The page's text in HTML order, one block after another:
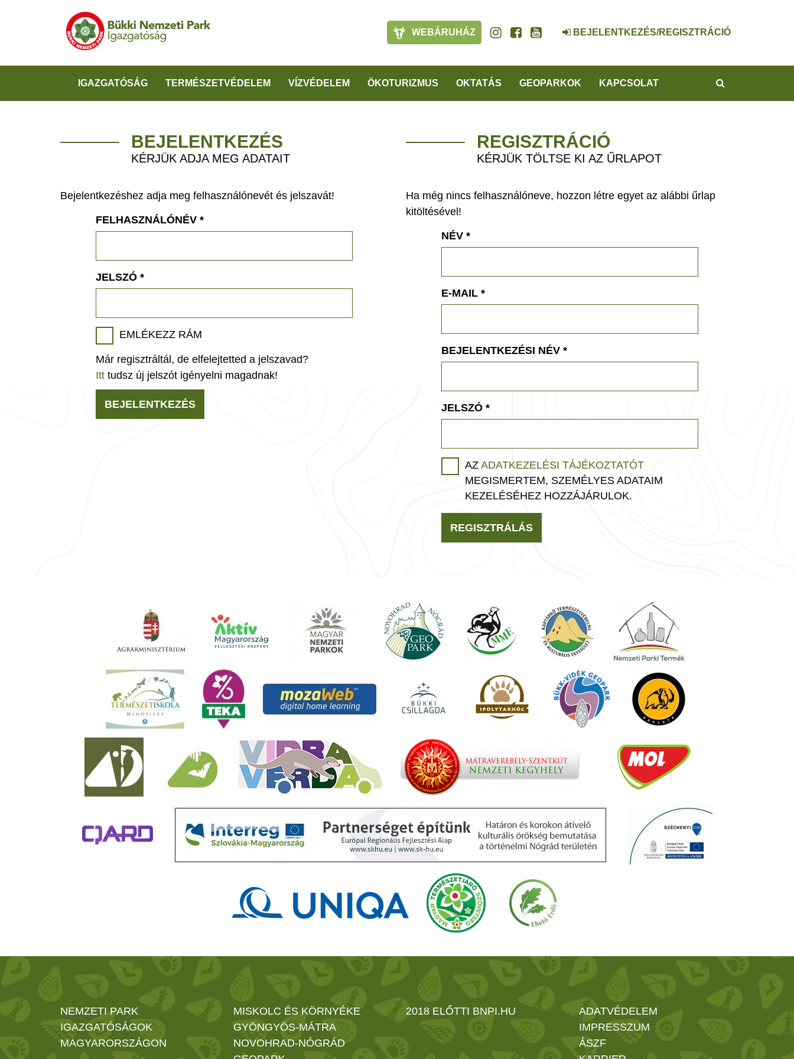
WEBÁRUHÁZ BEJELENTKEZÉS/REGISZTRÁCIÓ
IGAZGATÓSÁG TERMÉSZETVÉDELEM VÍZVÉDELEM ÖKOTURIZMUS OKTATÁS GEOPARKOK KAPCSOLAT
BEJELENTKEZÉS
KÉRJÜK ADJA MEG ADATAIT
Bejelentkezéshez adja meg felhasználónevét és jelszavát!
FELHASZNÁLÓNÉV *
JELSZÓ *
EMLÉKEZZ RÁM
Már regisztráltál, de elfelejtetted a jelszavad?
Itt tudsz új jelszót igényelni magadnak!
BEJELENTKEZÉS
REGISZTRÁCIÓ
KÉRJÜK TÖLTSE KI AZ ŰRLAPOT
Ha még nincs felhasználóneve, hozzon létre egyet az alábbi űrlap
kitöltésével!
NÉV *
E-MAIL *
BEJELENTKEZÉSI NÉV *
JELSZÓ *
AZ ADATKEZELÉSI TÁJÉKOZTATÓT
MEGISMERTEM, SZEMÉLYES ADATAIM
KEZELÉSÉHEZ HOZZÁJÁRULOK.
REGISZTRÁLÁS
NEMZETI PARK
IGAZGATÓSÁGOK
MAGYARORSZÁGON
MISKOLC ÉS KÖRNYÉKE
GYÖNGYÖS-MÁTRA
NOVOHRAD-NÓGRÁD
2018 ELŐTTI BNPI.HU
ADATVÉDELEM
IMPRESSZUM
ÁSZF